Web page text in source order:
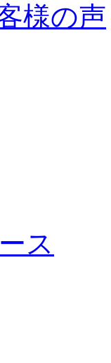
様の声
ス